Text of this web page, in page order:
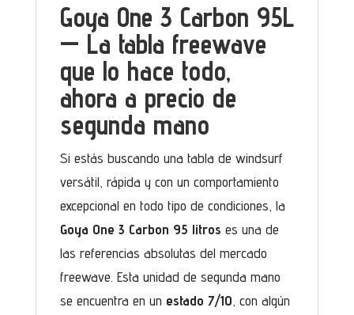
Goya One 3 Carbon 95L
— La tabla freewave
que lo hace todo,
ahora a precio de
segunda mano
Si estás buscando una tabla de windsurf
versátil, rápida y con un comportamiento
excepcional en todo tipo de condiciones, la
Goya One 3 Carbon 95 litros es una de
las referencias absolutas del mercado
freewave. Esta unidad de segunda mano
se encuentra en un estado 7/10, con algún